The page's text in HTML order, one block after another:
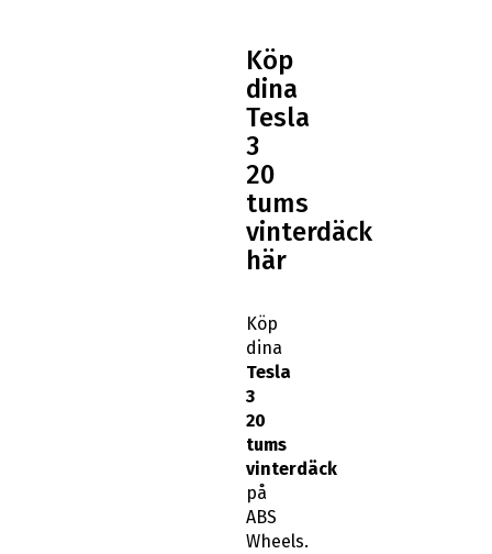
Köp
dina
Tesla
3
20
tums
vinterdäck
här
Köp
dina
Tesla
3
20
tums
vinterdäck
på
ABS
Wheels.